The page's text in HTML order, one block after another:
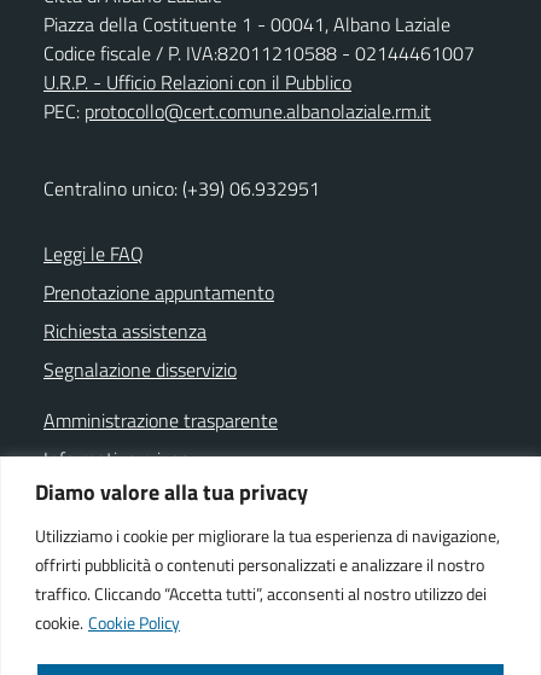
Diamo valore alla tua privacy
Utilizziamo i cookie per migliorare la tua esperienza di navigazione,
offrirti pubblicità o contenuti personalizzati e analizzare il nostro
traffico. Cliccando “Accetta tutti”, acconsenti al nostro utilizzo dei
cookie. Cookie Policy
Piazza della Costituente 1 - 00041, Albano Laziale
Codice fiscale / P. IVA:82011210588 - 02144461007
U.R.P. - Ufficio Relazioni con il Pubblico
PEC: protocollo@cert.comune.albanolaziale.rm.it
Centralino unico: (+39) 06.932951
Leggi le FAQ
Prenotazione appuntamento
Richiesta assistenza
Segnalazione disservizio
Amministrazione trasparente
Informativa privacy
Note legali
Dichiarazione di accessibilità
Cookie policy